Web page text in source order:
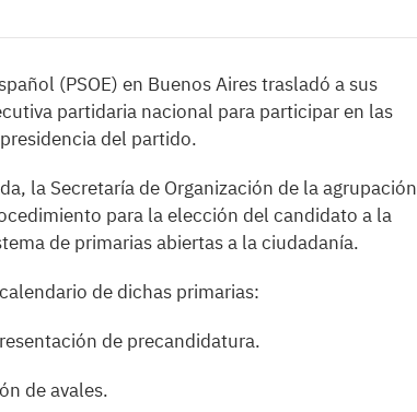
(PSOE) en Buenos Aires trasladó a sus
partidaria nacional para participar en las
del partido.
la Secretaría de Organización de la agrupación
para la elección del candidato a la
de primarias abiertas a la ciudadanía.
de dichas primarias:
de precandidatura.
de avales.